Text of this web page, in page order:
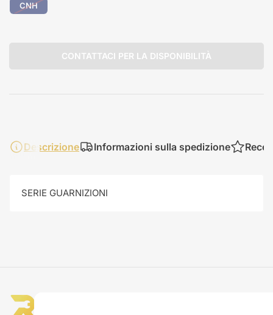
CNH
CONTATTACI PER LA DISPONIBILITÀ
Descrizione Informazioni sulla spedizione
SERIE GUARNIZIONI